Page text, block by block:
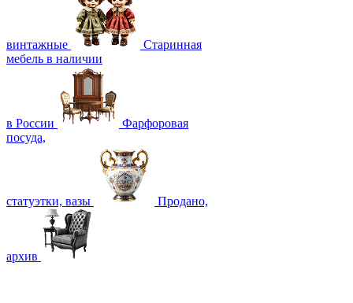
винтажные
Старинная
мебель в наличии
в России
Фарфоровая
посуда,
статуэтки, вазы Продано,
архив